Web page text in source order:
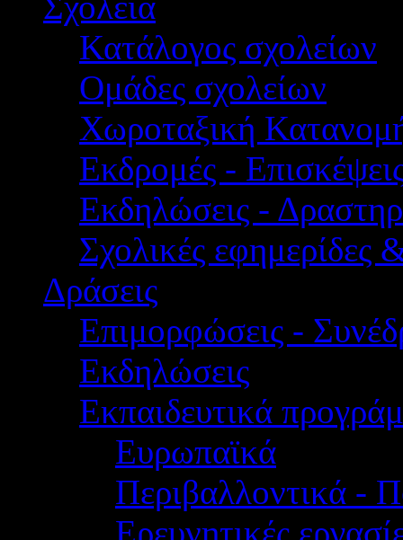
Κατάλογος σχολείων
Ομάδες σχολείων
Χωροταξική
Εκδρομές -
Εκδηλώσεις -
Σχολικές εφημερίδες
Δράσεις
Επιμορφώσεις -
Εκδηλώσεις
Εκπαιδευτικά
Ευρωπαϊκά
Περιβαλλοντικά -
Ερευνητικές